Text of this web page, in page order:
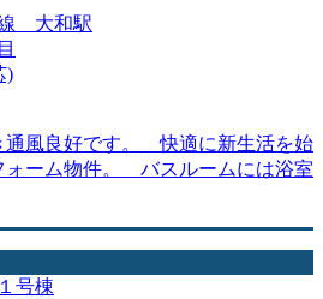
大和駅
)
通風良好です。 快適に新生活を始
ォーム物件。 バスルームには浴室
号棟